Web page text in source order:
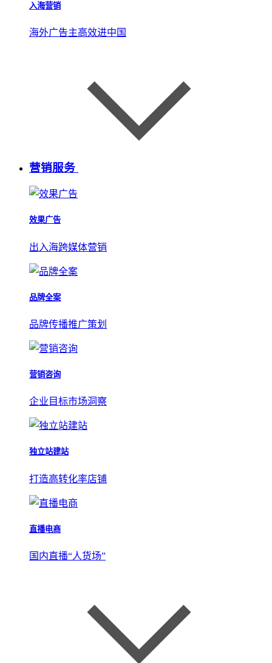
入海营销
海外广告主高效进中国
营销服务
效果广告
出入海跨媒体营销
品牌全案
品牌传播推广策划
营销咨询
企业目标市场洞察
独立站建站
打造高转化率店铺
直播电商
国内直播“人货场”